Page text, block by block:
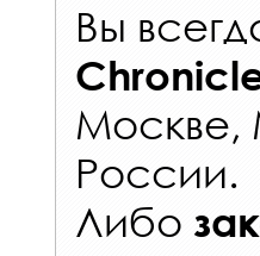
Вы
Москве,
России.
Либо